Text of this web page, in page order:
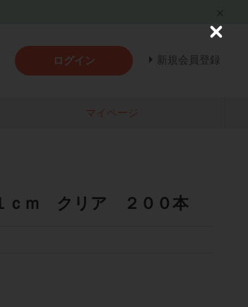
ログイン 新規会員登録
マイページ
ｃｍ クリア ２００本
C
o